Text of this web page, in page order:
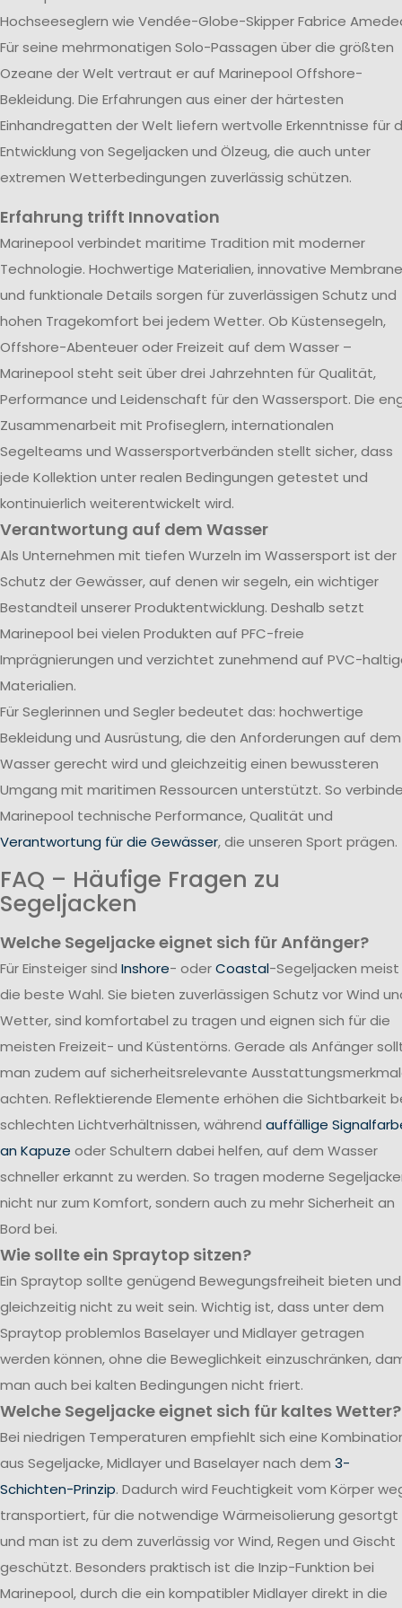
Hochseeseglern wie Vendée-Globe-Skipper Fabrice
Für seine mehrmonatigen Solo-Passagen über die größten
Ozeane der Welt vertraut er auf Marinepool Offshore-
Bekleidung. Die Erfahrungen aus einer der härtesten
Einhandregatten der Welt liefern wertvolle Erkenntnisse für
Entwicklung von Segeljacken und Ölzeug, die auch unter
extremen Wetterbedingungen zuverlässig schützen.
Erfahrung trifft Innovation
Marinepool verbindet maritime Tradition mit moderner
Technologie. Hochwertige Materialien, innovative
und funktionale Details sorgen für zuverlässigen Schutz und
hohen Tragekomfort bei jedem Wetter. Ob Küstensegeln,
Offshore-Abenteuer oder Freizeit auf dem Wasser –
Marinepool steht seit über drei Jahrzehnten für Qualität,
Performance und Leidenschaft für den Wassersport. Die
Zusammenarbeit mit Profiseglern, internationalen
Segelteams und Wassersportverbänden stellt sicher, dass
jede Kollektion unter realen Bedingungen getestet und
kontinuierlich weiterentwickelt wird.
Verantwortung auf dem Wasser
Als Unternehmen mit tiefen Wurzeln im Wassersport ist der
Schutz der Gewässer, auf denen wir segeln, ein wichtiger
Bestandteil unserer Produktentwicklung. Deshalb setzt
Marinepool bei vielen Produkten auf PFC-freie
Imprägnierungen und verzichtet zunehmend auf PVC-
Materialien.
Für Seglerinnen und Segler bedeutet das: hochwertige
Bekleidung und Ausrüstung, die den Anforderungen auf dem
Wasser gerecht wird und gleichzeitig einen bewussteren
Umgang mit maritimen Ressourcen unterstützt. So
Marinepool technische Performance, Qualität und
Verantwortung für die Gewässer, die unseren Sport prägen.
FAQ – Häufige Fragen zu
Segeljacken
Welche Segeljacke eignet sich für Anfänger?
Für Einsteiger sind Inshore- oderCoastal-Segeljacken meist
die beste Wahl. Sie bieten zuverlässigen Schutz vor Wind
Wetter, sind komfortabel zu tragen und eignen sich für die
meisten Freizeit- und Küstentörns. Gerade als Anfänger
man zudem auf sicherheitsrelevante
achten. Reflektierende Elemente erhöhen die Sichtbarkeit
schlechten Lichtverhältnissen, während auffällige
an Kapuze oder Schultern dabei helfen, auf dem Wasser
schneller erkannt zu werden. So tragen moderne
nicht nur zum Komfort, sondern auch zu mehr Sicherheit an
Bord bei.
Wie sollte ein Spraytop sitzen?
Ein Spraytop sollte genügend Bewegungsfreiheit bieten und
gleichzeitig nicht zu weit sein. Wichtig ist, dass unter dem
Spraytop problemlos Baselayer und Midlayer getragen
werden können, ohne die Beweglichkeit einzuschränken,
man auch bei kalten Bedingungen nicht friert.
Welche Segeljacke eignet sich für kaltes Wetter?
Bei niedrigen Temperaturen empfiehlt sich eine
aus Segeljacke, Midlayer und Baselayer nach dem 3-
Schichten-Prinzip. Dadurch wird Feuchtigkeit vom Körper
transportiert, für die notwendige Wärmeisolierung gesortgt
und man ist zu dem zuverlässig vor Wind, Regen und Gischt
geschützt. Besonders praktisch ist die Inzip-Funktion bei
Marinepool, durch die ein kompatibler Midlayer direkt in die